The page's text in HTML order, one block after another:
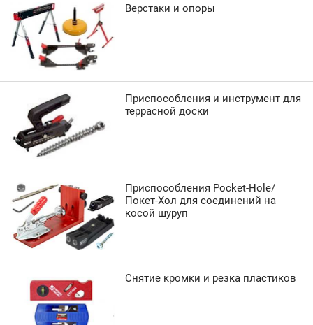
Верстаки и опоры
Приспособления и инструмент для
террасной доски
Приспособления Pocket-Hole/
Покет-Хол для соединений на
косой шуруп
Снятие кромки и резка пластиков